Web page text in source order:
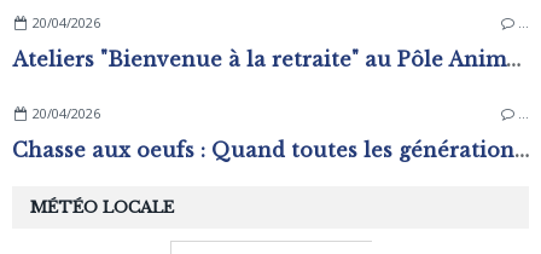
20/04/2026 …
Ateliers "Bienvenue à la retraite" au Pôle Animation Pierre Sévin
20/04/2026 …
Chasse aux oeufs : Quand toutes les générations s'amusent !
MÉTÉO LOCALE